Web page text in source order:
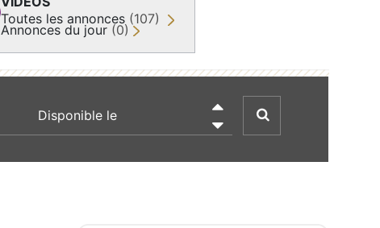
Toutes les annonces (107)
Annonces du jour (0)
